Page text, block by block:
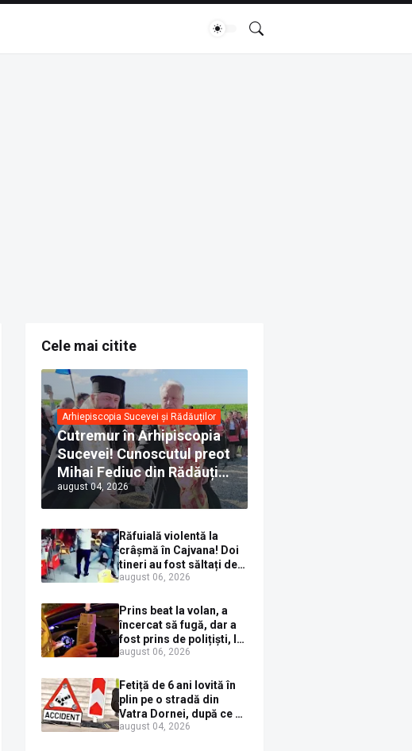
Cele mai citite
Arhiepiscopia Sucevei și Rădăuților
Cutremur în Arhipiscopia
Sucevei! Cunoscutul preot
Mihai Fediuc din Rădăuți a
trecut la Biserica Creștină
Ortodoxă Valahă. ÎPS
Calinic anunță că îi
pregătește judecata
canonică
august 04, 2026
Răfuială violentă la
crâșmă în Cajvana! Doi
tineri au fost săltați de
polițiști după un scandal
distruse
august 06, 2026
Prins beat la volan, a
încercat să fugă, dar a
fost prins de polițiști, la
Dorna Candrenilor.
1,59 mg/l alcool pur în
aerul expirat
august 06, 2026
Fetiță de 6 ani lovită în
plin pe o stradă din
Vatra Dornei, după ce a
ieșit în fața mașinii prin
august 04, 2026